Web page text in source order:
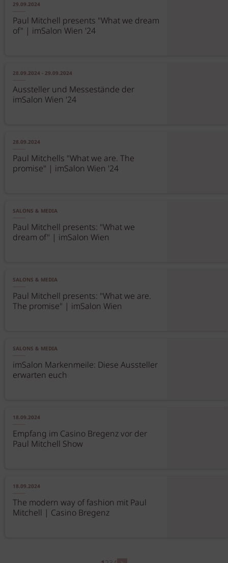
29.09.2024
Paul Mitchell presents "What we dream
of" | imSalon Wien '24
28.09.2024 - 29.09.2024
Aussteller und Messestände der
imSalon Wien '24
28.09.2024
Paul Mitchells "What we are. The
promise" | imSalon Wien '24
SALONS & MEDIA
Paul Mitchell presents: "What we
dream of" | imSalon Wien
SALONS & MEDIA
Paul Mitchell presents: "What we are.
The promise" | imSalon Wien
SALONS & MEDIA
imSalon Markenmeile: Diese Aussteller
erwarten euch
18.09.2024
Empfang im Casino Bregenz vor der
Paul Mitchell Show
18.09.2024
The modern way of fashion mit Paul
Mitchell | Casino Bregenz